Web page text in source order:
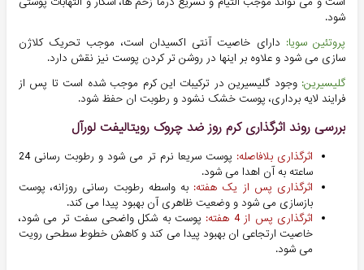
شود.
پروتئین سویا: دارای خاصیت آنتی اکسیدان است، موجب تحریک کلاژن
سازی می شود و علاوه بر اینها در روشن تر کردن پوست نیز نقش دارد.
گلیسیرین: وجود گلیسیرین در ترکیبات این کرم موجب شده است تا پس از
فرایند لایه برداری، پوست خشک نشود و رطوبت ان حفظ شود.
بررسی روند اثرگذاری کرم روز ضد چروک رویتالیفت لورآل
اثرگذاری بلافاصله:
پوست سریعا نرم تر می شود و رطوبت رسانی 24
ساعته به آن اهدا می شود.
اثرگذاری پس از یک هفته: به واسطه رطوبت رسانی روزانه، پوست
بازسازی می شود و وضعیت ظاهری آن بهبود پیدا می کند.
اثرگذاری پس از 4 هفته:
پوست به شکل واضحی سفت تر می شود،
خاصیت ارتجاعی ان بهبود پیدا می کند و کاهش خطوط سطحی رویت
می شود.